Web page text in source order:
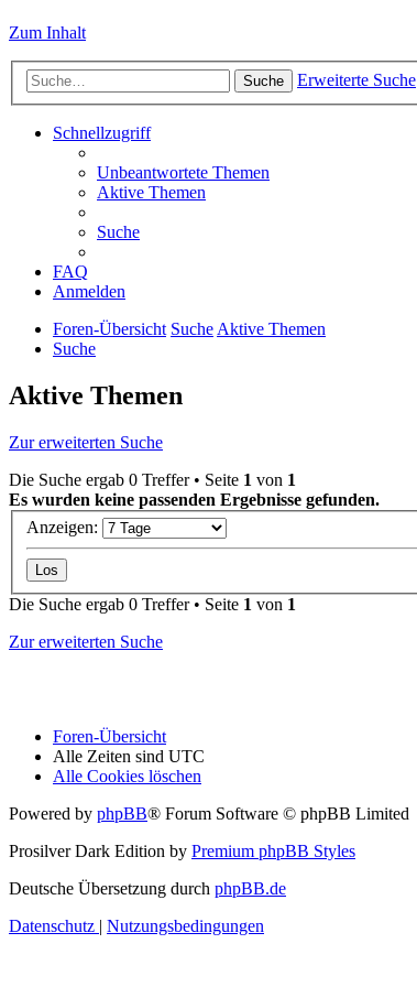
Zum Inhalt
Suche Erweiterte Suche
Schnellzugriff
Unbeantwortete Themen
Aktive Themen
Suche
FAQ
Anmelden
Foren-Übersicht Suche Aktive Themen
Suche
Aktive Themen
Zur erweiterten Suche
Die Suche ergab 0 Treffer • Seite 1 von 1
Es wurden keine passenden Ergebnisse gefunden.
Anzeigen:
Die Suche ergab 0 Treffer • Seite 1 von 1
Zur erweiterten Suche
Foren-Übersicht
Alle Zeiten sind UTC
Alle Cookies löschen
Powered by phpBB® Forum Software © phpBB Limited
Prosilver Dark Edition by Premium phpBB Styles
Deutsche Übersetzung durch phpBB.de
Datenschutz | Nutzungsbedingungen